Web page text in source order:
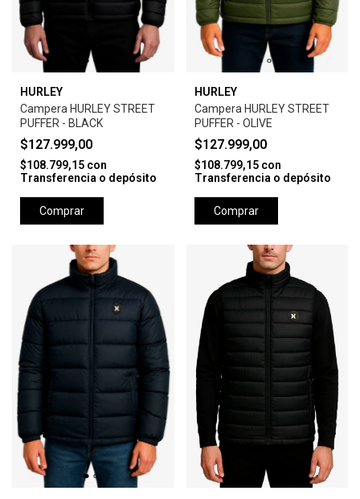
HURLEY
Campera HURLEY STREET
PUFFER - BLACK
$127.999,00
$108.799,15 con
Transferencia o depósito
Comprar
HURLEY
Campera HURLEY STREET
PUFFER - OLIVE
$127.999,00
$108.799,15 con
Transferencia o depósito
Comprar